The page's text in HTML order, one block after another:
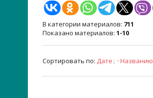
В категории материалов: 711
Показано материалов: 1-10
Сортировать по: Дате · Названию